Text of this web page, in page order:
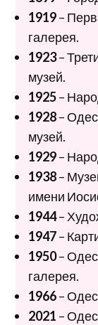
1919–
галерея.
1923–
музей.
1925–
1928–
музей.
1929–
1938–
имени
1944–
1947–
1950–
галерея.
1966–
2021 –